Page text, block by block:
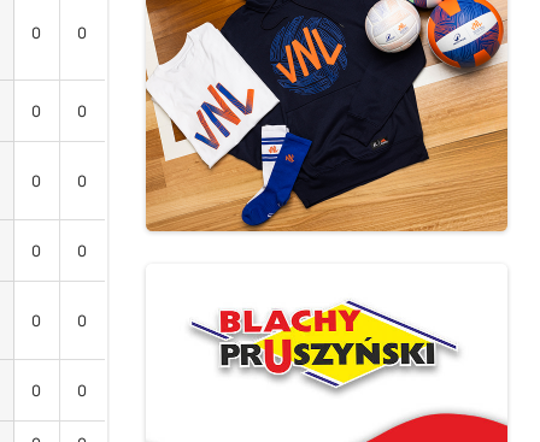
0 0
0 0
0 0
0 0
0 0
0 0